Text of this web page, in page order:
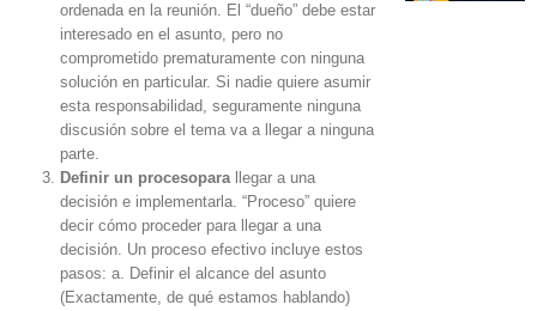
ordenada en la reunión. El “dueño” debe estar
interesado en el asunto, pero no
comprometido prematuramente con ninguna
solución en particular. Si nadie quiere asumir
esta responsabilidad, seguramente ninguna
discusión sobre el tema va a llegar a ninguna
parte.
Definir un procesopara llegar a una
decisión e implementarla. “Proceso” quiere
decir cómo proceder para llegar a una
decisión. Un proceso efectivo incluye estos
pasos: a. Definir el alcance del asunto
(Exactamente, de qué estamos hablando)